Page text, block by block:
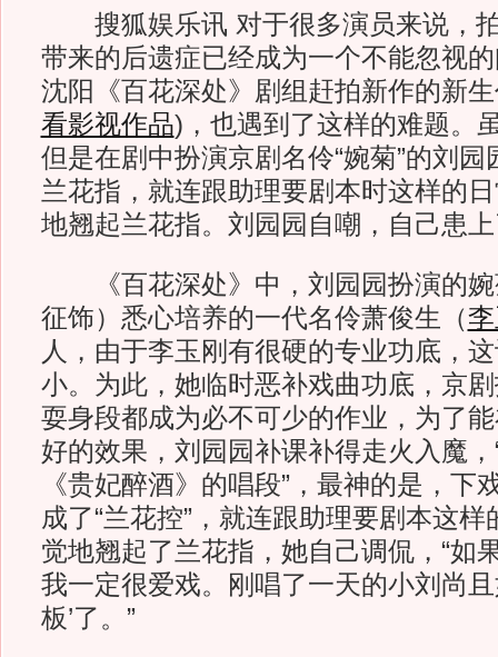
搜狐娱乐讯 对于很多演员来说，
带来的后遗症已经成为一个不能忽视
沈阳《百花深处》剧组赶拍新作的新
看影视作品) ，也遇到了这样的难题。
但是在剧中扮演京剧名伶“婉菊”的刘
兰花指，就连跟助理要剧本时这样的
地翘起兰花指。刘园园自嘲，自己患上
《百花深处》中，刘园园扮演的婉
征饰）悉心培养的一代名伶萧俊生（
人，由于李玉刚有很硬的专业功底，
小。为此，她临时恶补戏曲功底，京
耍身段都成为必不可少的作业，为了
好的效果，刘园园补课补得走火入魔
《贵妃醉酒》的唱段”，最神的是，下
成了“兰花控”，就连跟助理要剧本这
觉地翘起了兰花指，她自己调侃，“如
我一定很爱戏。刚唱了一天的小刘尚
板’了。”